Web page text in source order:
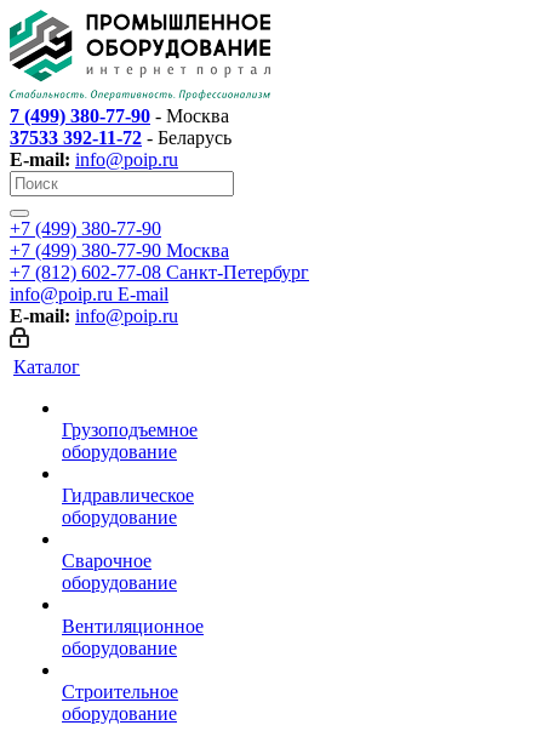
7 (499) 380-77-90 - Москва
37533 392-11-72 - Беларусь
E-mail: info@poip.ru
+7 (499) 380-77-90
+7 (499) 380-77-90 Москва
+7 (812) 602-77-08 Санкт-Петербург
info@poip.ru E-mail
E-mail: info@poip.ru
Каталог
Грузоподъемное
оборудование
Гидравлическое
оборудование
Сварочное
оборудование
Вентиляционное
оборудование
Строительное
оборудование